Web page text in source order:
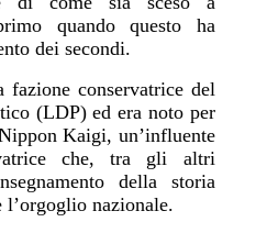
quando questo ha
dei secondi.
conservatrice del
(LDP) ed era noto per
Kaigi, un’influente
che, tra gli altri
della storia
l’orgoglio nazionale.